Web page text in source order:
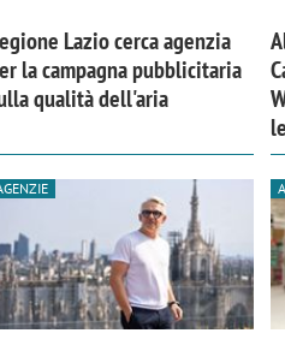
Lazio cerca agenzia
la campagna pubblicitaria
qualità dell'aria